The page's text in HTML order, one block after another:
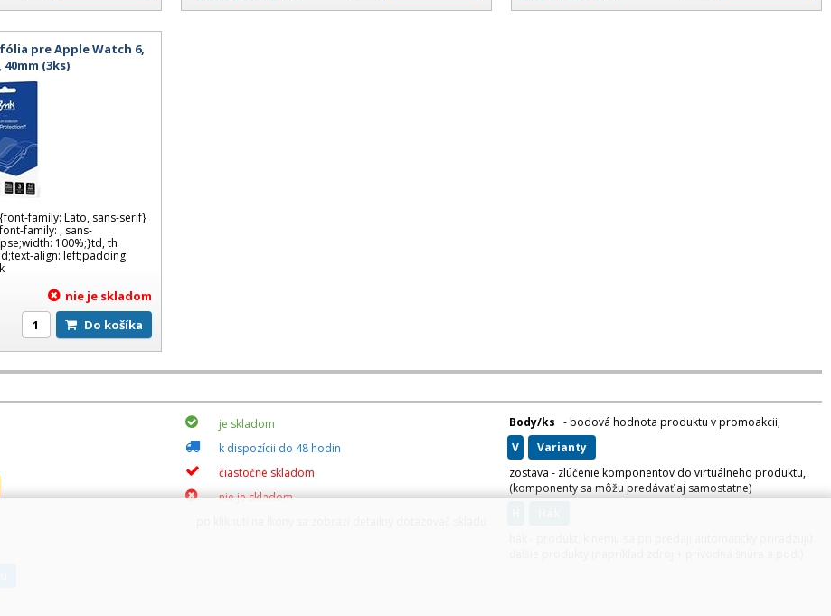
pre Apple Watch 6,
40mm (3ks)
family: Lato, sans-serif}
family: , sans-
100%;}td, th
align: left;padding:
nie je skladom
Do košíka
je skladom
k dispozícii do 48 hodin
čiastočne skladom
nie je skladom
Body/ks - bodová hodnota produktu v promoakcii;
v
varianty
zostava - zlúčenie komponentov do virtuálneho produktu,
(komponenty sa môžu predávať aj samostatne)